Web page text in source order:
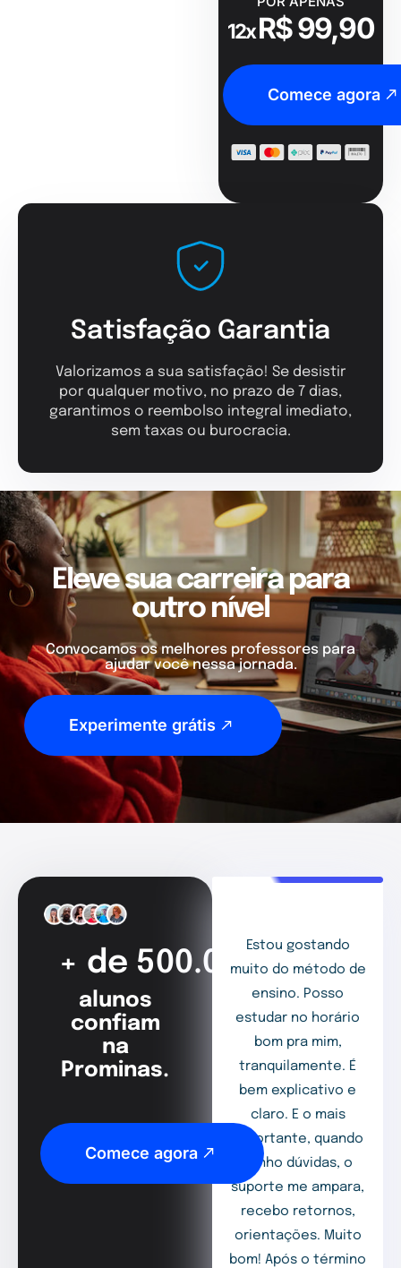
12xR$ 99,90
Comece agora
Satisfação Garantia
Valorizamos a sua satisfação! Se desistir
por qualquer motivo, no prazo de 7 dias,
garantimos o reembolso integral imediato,
sem taxas ou burocracia.
Eleve sua carreira para
outro nível
Convocamos os melhores professores para
ajudar você nessa jornada.
Experimente grátis
+ de 500.000
alunos
confiam
na
Prominas.
Comece agora
Estou gostando
muito do método de
ensino. Posso
estudar no horário
bom pra mim,
tranquilamente. É
bem explicativo e
claro. E o mais
importante, quando
tenho dúvidas, o
suporte me ampara,
recebo retornos,
orientações. Muito
bom! Após o término